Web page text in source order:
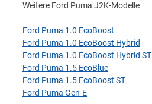
Weitere Ford Puma J2K-Modelle
Ford Puma 1.0 EcoBoost
Ford Puma 1.0 EcoBoost Hybrid
Ford Puma 1.0 EcoBoost Hybrid ST
Ford Puma 1.5 EcoBlue
Ford Puma 1.5 EcoBoost ST
Ford Puma Gen-E